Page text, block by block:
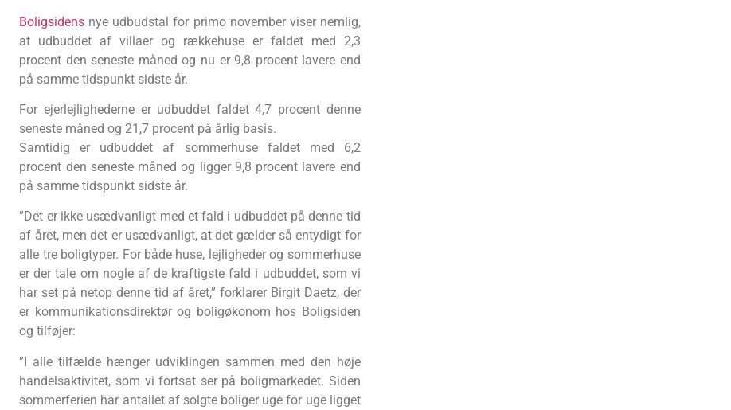
Boligsidens nye udbudstal for primo november viser nemlig,
at udbuddet af villaer og rækkehuse er faldet med 2,3
procent den seneste måned og nu er 9,8 procent lavere end
på samme tidspunkt sidste år.
For ejerlejlighederne er udbuddet faldet 4,7 procent denne
seneste måned og 21,7 procent på årlig basis.
Samtidig er udbuddet af sommerhuse faldet med 6,2
procent den seneste måned og ligger 9,8 procent lavere end
på samme tidspunkt sidste år.
”Det er ikke usædvanligt med et fald i udbuddet på denne tid
af året, men det er usædvanligt, at det gælder så entydigt for
alle tre boligtyper. For både huse, lejligheder og sommerhuse
er der tale om nogle af de kraftigste fald i udbuddet, som vi
har set på netop denne tid af året,” forklarer Birgit Daetz, der
er kommunikationsdirektør og boligøkonom hos Boligsiden
og tilføjer:
”I alle tilfælde hænger udviklingen sammen med den høje
handelsaktivitet, som vi fortsat ser på boligmarkedet. Siden
sommerferien har antallet af solgte boliger uge for uge ligget